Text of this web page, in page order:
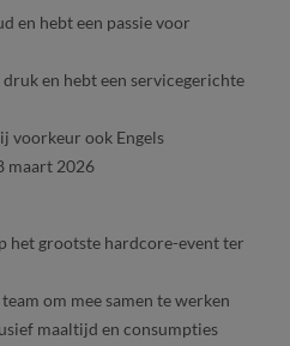
en hebt een passie voor
en hebt een servicegerichte
voorkeur ook Engels
maart 2026
het grootste hardcore-event ter
om mee samen te werken
maaltijd en consumpties